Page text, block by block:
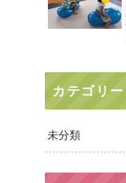
カテゴリー
未分類